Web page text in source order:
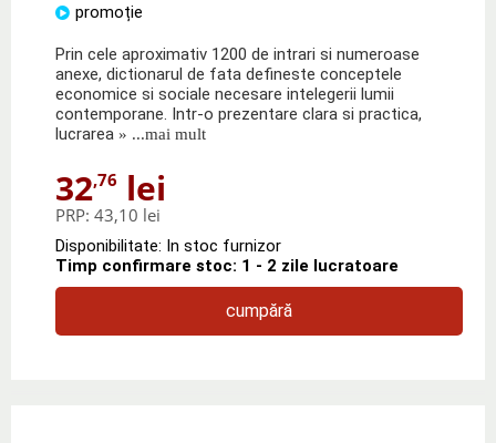
promoție
Prin cele aproximativ 1200 de intrari si numeroase
anexe, dictionarul de fata defineste conceptele
economice si sociale necesare intelegerii lumii
contemporane. Intr-o prezentare clara si practica,
lucrarea » ...mai mult
32,76 lei
PRP: 43,10 lei
Disponibilitate: In stoc furnizor
Timp confirmare stoc: 1 - 2 zile lucratoare
cumpără